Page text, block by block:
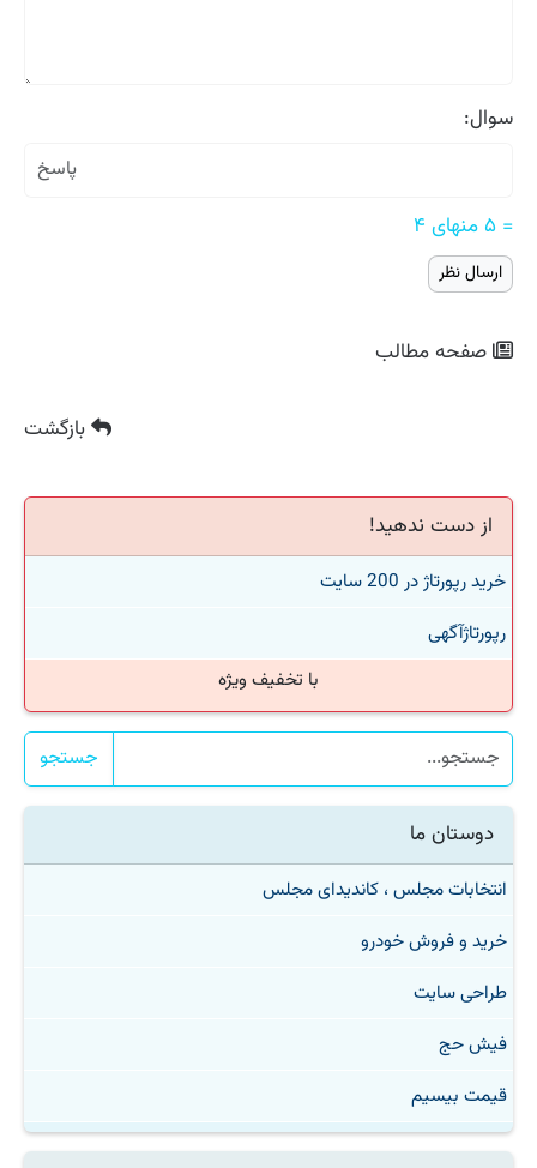
سوال:
= ۵ منهای ۴
صفحه مطالب
بازگشت
از دست ندهید!
خرید رپورتاژ در 200 سایت
رپورتاژآگهی
با تخفیف ویژه
جستجو
دوستان ما
انتخابات مجلس ، کاندیدای مجلس
خرید و فروش خودرو
طراحی سایت
فیش حج
قیمت بیسیم